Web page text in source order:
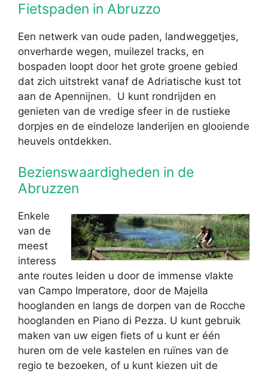
Fietspaden in Abruzzo
Een netwerk van oude paden, landweggetjes,
onverharde wegen, muilezel tracks, en
bospaden loopt door het grote groene gebied
dat zich uitstrekt vanaf de Adriatische kust tot
aan de Apennijnen. U kunt rondrijden en
genieten van de vredige sfeer in de rustieke
dorpjes en de eindeloze landerijen en glooiende
heuvels ontdekken.
Bezienswaardigheden in de
Abruzzen
Enkele
van de
meest
interess
ante routes leiden u door de immense vlakte
van Campo Imperatore, door de Majella
hooglanden en langs de dorpen van de Rocche
hooglanden en Piano di Pezza. U kunt gebruik
maken van uw eigen fiets of u kunt er één
huren om de vele kastelen en ruïnes van de
regio te bezoeken, of u kunt kiezen uit de